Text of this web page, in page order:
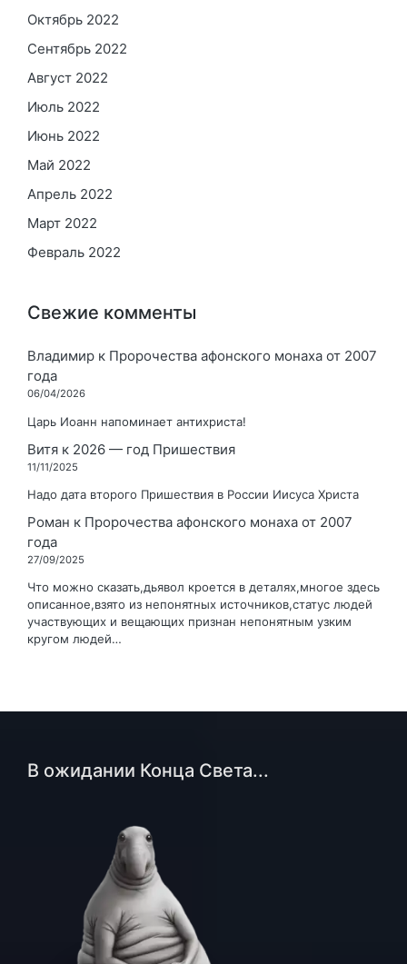
Октябрь 2022
Сентябрь 2022
Август 2022
Июль 2022
Июнь 2022
Май 2022
Апрель 2022
Март 2022
Февраль 2022
Свежие комменты
Владимир к Пророчества афонского монаха от 2007
года
06/04/2026
Царь Иоанн напоминает антихриста!
Витя к 2026 — год Пришествия
11/11/2025
Надо дата второго Пришествия в России Иисуса Христа
Роман к Пророчества афонского монаха от 2007
года
27/09/2025
Что можно сказать,дьявол кроется в деталях,многое здесь
описанное,взято из непонятных источников,статус людей
участвующих и вещающих признан непонятным узким
кругом людей…
В ожидании Конца Света...